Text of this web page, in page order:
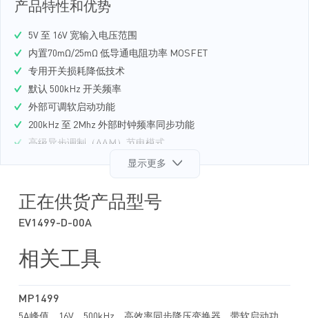
产品特性和优势
5V 至 16V 宽输入电压范围
内置70mΩ/25mΩ 低导通电阻功率 MOSFET
专用开关损耗降低技术
默认 500kHz 开关频率
外部可调软启动功能
200kHz 至 2Mhz 外部时钟频率同步功能
高级异步调制（AAM）节电模式
打嗝模式过流保护（OCP）
最低0.8V的可调输出电压
显示更多
正在供货产品型号
EV1499-D-00A
相关工具
MP1499